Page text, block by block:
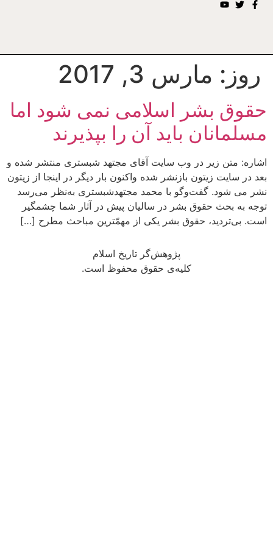
روز: مارس 3, 2017
حقوق بشر اسلامی نمی شود اما
مسلمانان باید آن را بپذیرند
اشاره: متن زیر در وب سایت آقای مجتهد شبستری منتشر شده و
بعد در سایت زیتون بازنشر شده واکنون بار دیگر در اینجا از زیتون
نشر می شود. گفت‌وگو با محمد مجتهدشبستری به‌نظر می‌رسد
توجه به بحث حقوق بشر در سالیان پیش در آثار شما چشمگیر
است. بی‌تردید، حقوق بشر یکی از مهمّترین مباحث مطرح […]
پژوهش‌گر تاریخ اسلام
کلیه‌ی حقوق محفوظ است.